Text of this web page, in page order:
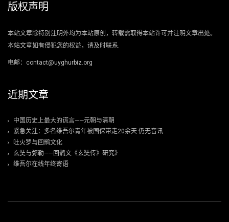
版权声明
本站文章除特别注明外均为本站原创，转载需取得本站许可并注明文章出处。
本站文章如有侵犯您的权益，请及时联系.
电邮：contact@uyghurbiz.org
近期文章
中国历史上最大的谎言——元朝与清朝
紧急关注：多名维吾尔青年被国保带走20余天 仍无音讯
吐火罗与回鹘文化
玄奘与弥勒——回鹘文《玄奘传》研究》
维吾尔在线年终寄语